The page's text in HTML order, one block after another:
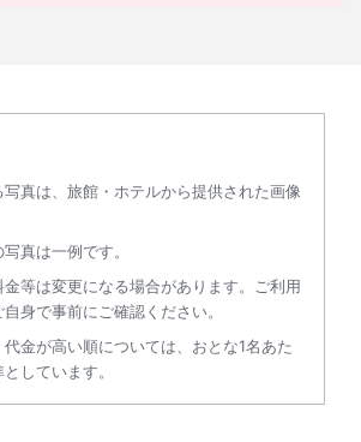
真は、旅館・ホテルから提供された画像
真は一例です。
等は変更になる場合があります。ご利用
身で事前にご確認ください。
金が高い順については、おとな1名あた
しています。